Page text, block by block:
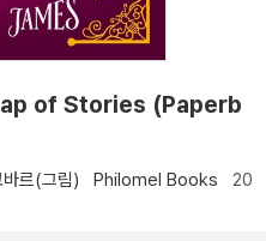
of Stories (Paperb
르(그림) Philomel Books 20